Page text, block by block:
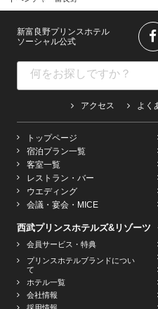
新富良野プリンスホテル
ソーシャル公式
アクセス よく
トップページ
宿泊プラン一覧
客室一覧
レストラン・バー
ウエディング
会議・宴会・MICE
西武プリンスホテルズ&リゾーツ
会員サービス・特典
プリンスホテルブランドについ
て
ホテル一覧
会社情報